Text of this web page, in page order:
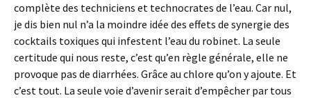
complète des techniciens et technocrates de l’eau. Car nul,
je dis bien nul n’a la moindre idée des effets de synergie des
cocktails toxiques qui infestent l’eau du robinet. La seule
certitude qui nous reste, c’est qu’en règle générale, elle ne
provoque pas de diarrhées. Grâce au chlore qu’on y ajoute. Et
c’est tout. La seule voie d’avenir serait d’empêcher par tous